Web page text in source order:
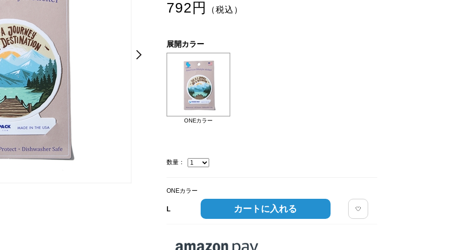
792円 （税込）
展開カラー
ONEカラー
数量：
ONEカラー
L カートに入れる